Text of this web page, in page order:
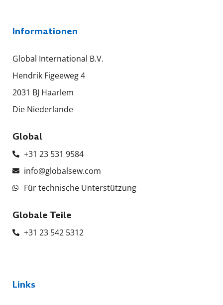
Informationen
Global International B.V.
Hendrik Figeeweg 4
2031 BJ Haarlem
Die Niederlande
Global
+31 23 531 9584
info@globalsew.com
Für technische Unterstützung
Globale Teile
+31 23 542 5312
Links